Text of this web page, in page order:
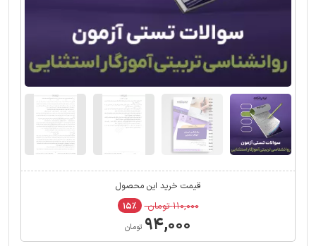
قیمت خرید این محصول
۱۱۰,۰۰۰ تومان ۱۵٪
۹۴,۰۰۰ تومان